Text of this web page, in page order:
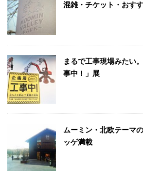
混雑・チケット・おす
まるで工事現場みたい
事中！」展
ムーミン・北欧テーマ
ッゲ満載